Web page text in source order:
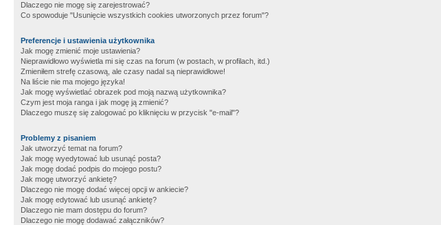
Dlaczego nie mogę się zarejestrować?
Co spowoduje "Usunięcie wszystkich cookies utworzonych przez forum"?
Preferencje i ustawienia użytkownika
Jak mogę zmienić moje ustawienia?
Nieprawidłowo wyświetla mi się czas na forum (w postach, w profilach, itd.)
Zmieniłem strefę czasową, ale czasy nadal są nieprawidłowe!
Na liście nie ma mojego języka!
Jak mogę wyświetlać obrazek pod moją nazwą użytkownika?
Czym jest moja ranga i jak mogę ją zmienić?
Dlaczego muszę się zalogować po kliknięciu w przycisk "e-mail"?
Problemy z pisaniem
Jak utworzyć temat na forum?
Jak mogę wyedytować lub usunąć posta?
Jak mogę dodać podpis do mojego postu?
Jak mogę utworzyć ankietę?
Dlaczego nie mogę dodać więcej opcji w ankiecie?
Jak mogę edytować lub usunąć ankietę?
Dlaczego nie mam dostępu do forum?
Dlaczego nie mogę dodawać załączników?